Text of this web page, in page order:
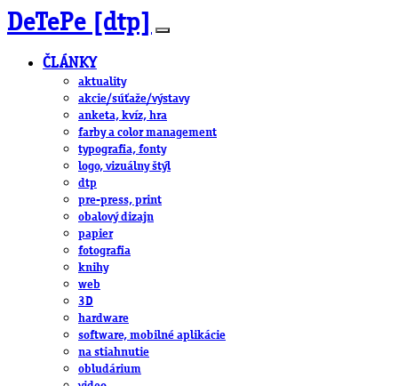
DeTePe [dtp]
ČLÁNKY
aktuality
akcie/súťaže/výstavy
anketa, kvíz, hra
farby a color management
typografia, fonty
logo, vizuálny štýl
dtp
pre-press, print
obalový dizajn
papier
fotografia
knihy
web
3D
hardware
software, mobilné aplikácie
na stiahnutie
obludárium